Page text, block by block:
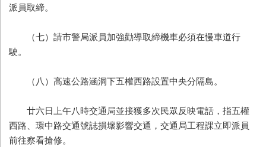
派員取締。
（七）請市警局派員加強勸導取締機車必須在慢車道行
駛。
（八）高速公路涵洞下五權西路設置中央分隔島。
廿六日上午八時交通局並接獲多次民眾反映電話，指五權
西路、環中路交通號誌損壞影響交通，交通局工程課立即派員
前往察看搶修。